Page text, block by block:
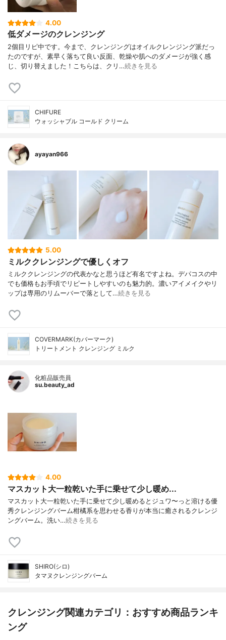
4.00
低ダメージのクレンジング
2個目リピ中です。今まで、クレンジングはオイルクレンジング派だっ
たのですが、素早く落ちて良い反面、乾燥や肌へのダメージが強く感
じ、切り替えました！こちらは、クリ…続きを見る
CHIFURE
ウォッシャブル コールド クリーム
ayayan966
5.00
ミルククレンジングで優しくオフ
ミルククレンジングの代表かなと思うほど有名ですよね。デパコスの中
でも価格もお手頃でリピートしやすいのも魅力的。濃いアイメイクやリ
ップは専用のリムーバーで落として…続きを見る
COVERMARK(カバーマーク)
トリートメント クレンジング ミルク
化粧品販売員
su.beauty_ad
4.00
マスカット大一粒乾いた手に乗せて少し暖め...
マスカット大一粒乾いた手に乗せて少し暖めるとジュワ〜っと溶ける優
秀クレンジングバーム柑橘系を思わせる香りが本当に癒されるクレンジ
ングバーム。洗い…続きを見る
SHIRO(シロ)
タマヌクレンジングバーム
クレンジング関連カテゴリ：おすすめ商品ランキ
ング